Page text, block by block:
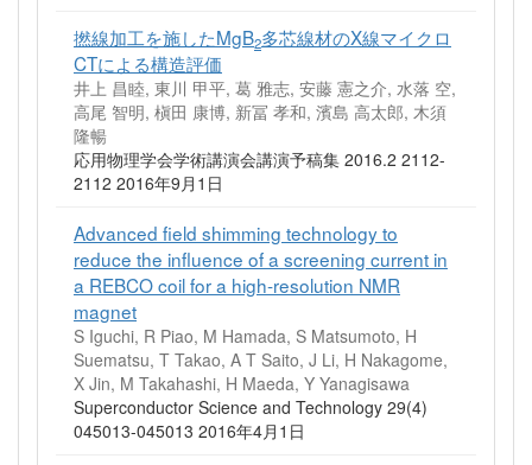
撚線加工を施したMgB2多芯線材のX線マイクロ
CTによる構造評価
井上 昌睦, 東川 甲平, 葛 雅志, 安藤 憲之介, 水落 空,
高尾 智明, 槇田 康博, 新冨 孝和, 濱島 高太郎, 木須
隆暢
応用物理学会学術講演会講演予稿集 2016.2 2112-
2112 2016年9月1日
Advanced field shimming technology to
reduce the influence of a screening current in
a REBCO coil for a high-resolution NMR
magnet
S Iguchi, R Piao, M Hamada, S Matsumoto, H
Suematsu, T Takao, A T Saito, J Li, H Nakagome,
X Jin, M Takahashi, H Maeda, Y Yanagisawa
Superconductor Science and Technology 29(4)
045013-045013 2016年4月1日